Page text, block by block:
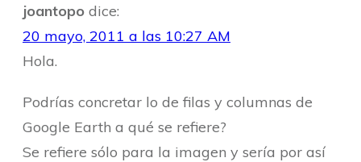
joantopo dice:
20 mayo, 2011 a las 10:27 AM
Hola.
Podrías concretar lo de filas y columnas de
Google Earth a qué se refiere?
Se refiere sólo para la imagen y sería por así